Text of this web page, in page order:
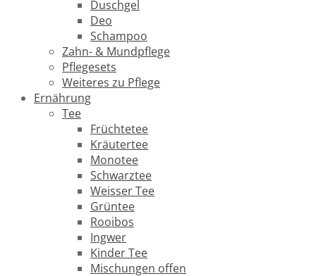
Duschgel
Deo
Schampoo
Zahn- & Mundpflege
Pflegesets
Weiteres zu Pflege
Ernährung
Tee
Früchtetee
Kräutertee
Monotee
Schwarztee
Weisser Tee
Grüntee
Rooibos
Ingwer
Kinder Tee
Mischungen offen